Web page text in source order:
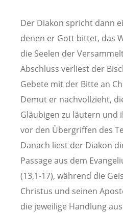
Der Diakon spricht dann
denen er Gott bittet, das
die Seelen der
Abschluss verliest der
Gebete mit der Bitte an
Demut er nachvollzieht,
Gläubigen zu läutern und
vor den Übergriffen des
Danach liest der Diakon
Passage aus dem
(13,1-17), während die
Christus und seinen
die jeweilige Handlung